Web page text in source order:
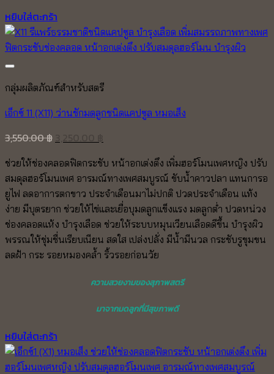
หยิบใส่ตะกร้า
กลุ่มผลิตภัณฑ์สำหรับสตรี
เอ็กซ์ 11 (X11) ว่านชักมดลูกชนิดแคปซูล หมอเส็ง
3,550.00฿
was:
3,550.00 ฿.
is:
3,250.00 ฿.
ช่วยให้ช่องคลอดฟิตกระชับ หน้าอกเต่งตึง เพิ่มฮอร์โมนเพศหญิง ปรับ
สมดุลฮอร์โมนเพศ อารมณ์ทางเพศสมบูรณ์ ขับน้ำคาวปลา แทนการอ
ยูไฟ ลดอาการตกขาว ประจำเดือนมาไม่ปกติ ปวดประจำเดือน แท้ง
ง่าย มีบุตรยาก ช่วยให้ไข่และเยื่อบุมดลูกแข็งแรง มดลูกต่ำ ปวดหน่วง
ช่องคลอดแห้ง บำรุงเลือด ช่วยให้ระบบหมุนเวียนเลือดดีขึ้น บำรุงผิว
พรรณให้ชุ่มชื่นเรียบเนียน สดใส เปล่งปลั่ง มีน้ำมีนวล กระชับรูขุมขน
ลดฝ้า กระ รอยหมองคล้ำ ริ้วรอยก่อนวัย
ความสวยงามของสุภาพสตรี
มาจากมดลูกที่มีสุขภาพดี
หยิบใส่ตะกร้า